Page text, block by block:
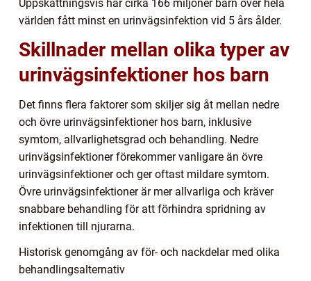
Uppskattningsvis har cirka 166 miljoner barn över hela
världen fått minst en urinvägsinfektion vid 5 års ålder.
Skillnader mellan olika typer av
urinvägsinfektioner hos barn
Det finns flera faktorer som skiljer sig åt mellan nedre
och övre urinvägsinfektioner hos barn, inklusive
symtom, allvarlighetsgrad och behandling. Nedre
urinvägsinfektioner förekommer vanligare än övre
urinvägsinfektioner och ger oftast mildare symtom.
Övre urinvägsinfektioner är mer allvarliga och kräver
snabbare behandling för att förhindra spridning av
infektionen till njurarna.
Historisk genomgång av för- och nackdelar med olika
behandlingsalternativ